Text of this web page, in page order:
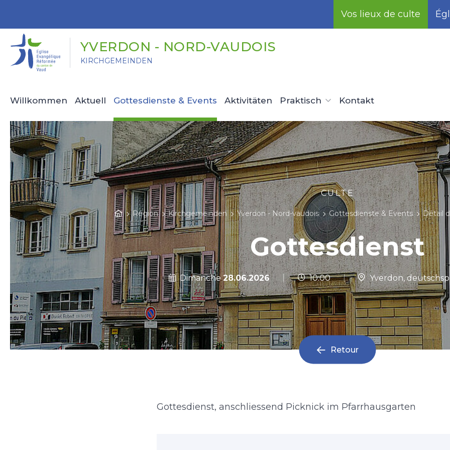
Vos lieux de culte
YVERDON - NORD-VAUDOIS
KIRCHGEMEINDEN
Willkommen Aktuell Gottesdienste & Events Aktivitäten Praktisch Kontakt
CULTE
Région Kirchgemeinden Yverdon - Nord-vaudois Gottesdienste & Events Détail
Gottesdienst
Dimanche28.06.2026 | 10:00 | Yverdon,
Retour
Gottesdienst, anschliessend Picknick im Pfarrhausgarten